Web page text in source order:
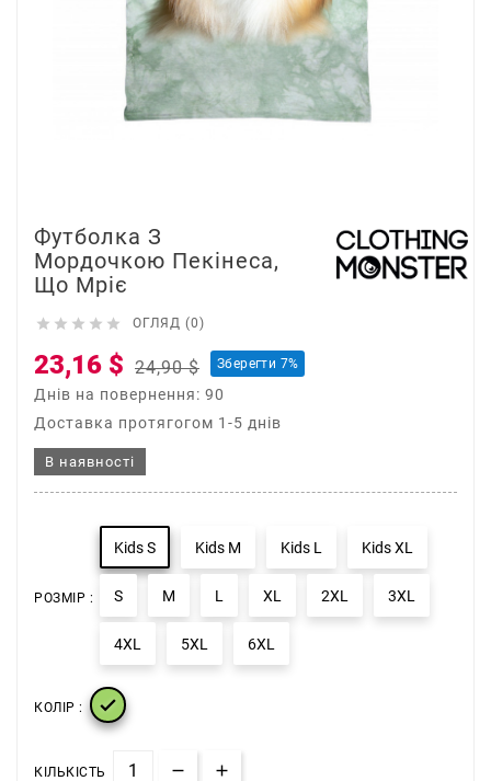
Футболка З
Мордочкою Пекінеса,
Що Мріє
     ОГЛЯД (0)
23,16 $ 24,90 $ Зберегти 7%
Днів на повернення: 90
Доставка протягогом 1-5 днів
В наявності
РОЗМІР :
Kids S Kids M Kids L Kids XL
S M L XL 2XL 3XL
4XL 5XL 6XL
КОЛІР : 
КІЛЬКІСТЬ